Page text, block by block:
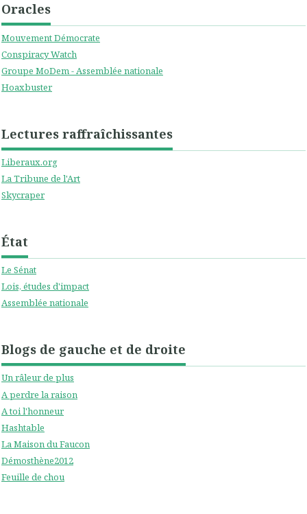
Oracles
Mouvement Démocrate
Conspiracy Watch
Groupe MoDem - Assemblée nationale
Hoaxbuster
Lectures raffraîchissantes
Liberaux.org
La Tribune de l'Art
Skycraper
État
Le Sénat
Lois, études d'impact
Assemblée nationale
Blogs de gauche et de droite
Un râleur de plus
A perdre la raison
A toi l'honneur
Hashtable
La Maison du Faucon
Démosthène2012
Feuille de chou